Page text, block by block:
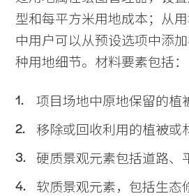
型和每平方米用地成本；从
中用户可以从预设选项中添
种用地细节。材料要素包括：
项目场地中原地保留的植
移除或回收利用的植被或
硬质景观元素包括道路、
软质景观元素，包括生态